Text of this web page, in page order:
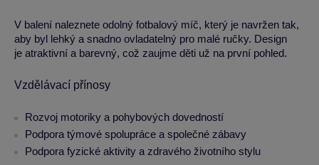
V balení naleznete odolný fotbalový míč, který je navržen tak,
aby byl lehký a snadno ovladatelný pro malé ručky. Design
je atraktivní a barevný, což zaujme děti už na první pohled.
Vzdělávací přínosy
Rozvoj motoriky a pohybových dovedností
Podpora týmové spolupráce a společné zábavy
Podpora fyzické aktivity a zdravého životního stylu